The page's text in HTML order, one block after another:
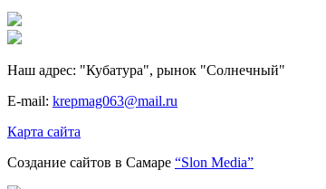
Наш адрес: "Кубатура", рынок "Солнечный"
E-mail: krepmag063@mail.ru
Карта сайта
Создание сайтов в Самаре “Slon Media”